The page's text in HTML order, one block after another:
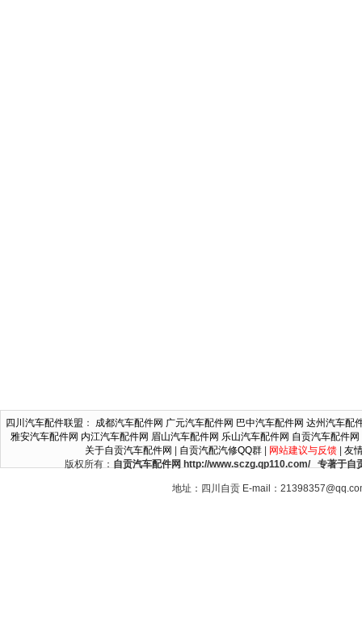
四川汽车配件联盟 ： 成都汽车配件网 广元汽车配件网 巴中汽车配件网 达州汽车配
雅安汽车配件网 内江汽车配件网 眉山汽车配件网 乐山汽车配件网 自贡汽车配件网
关于自贡汽车配件网
自贡汽配汽修QQ群| 网站建议与反馈| 友
版权所有： 自贡汽车配件网 http://www.sczg.qp110.com/ 专著于自
地址：四川自贡 E-mail：